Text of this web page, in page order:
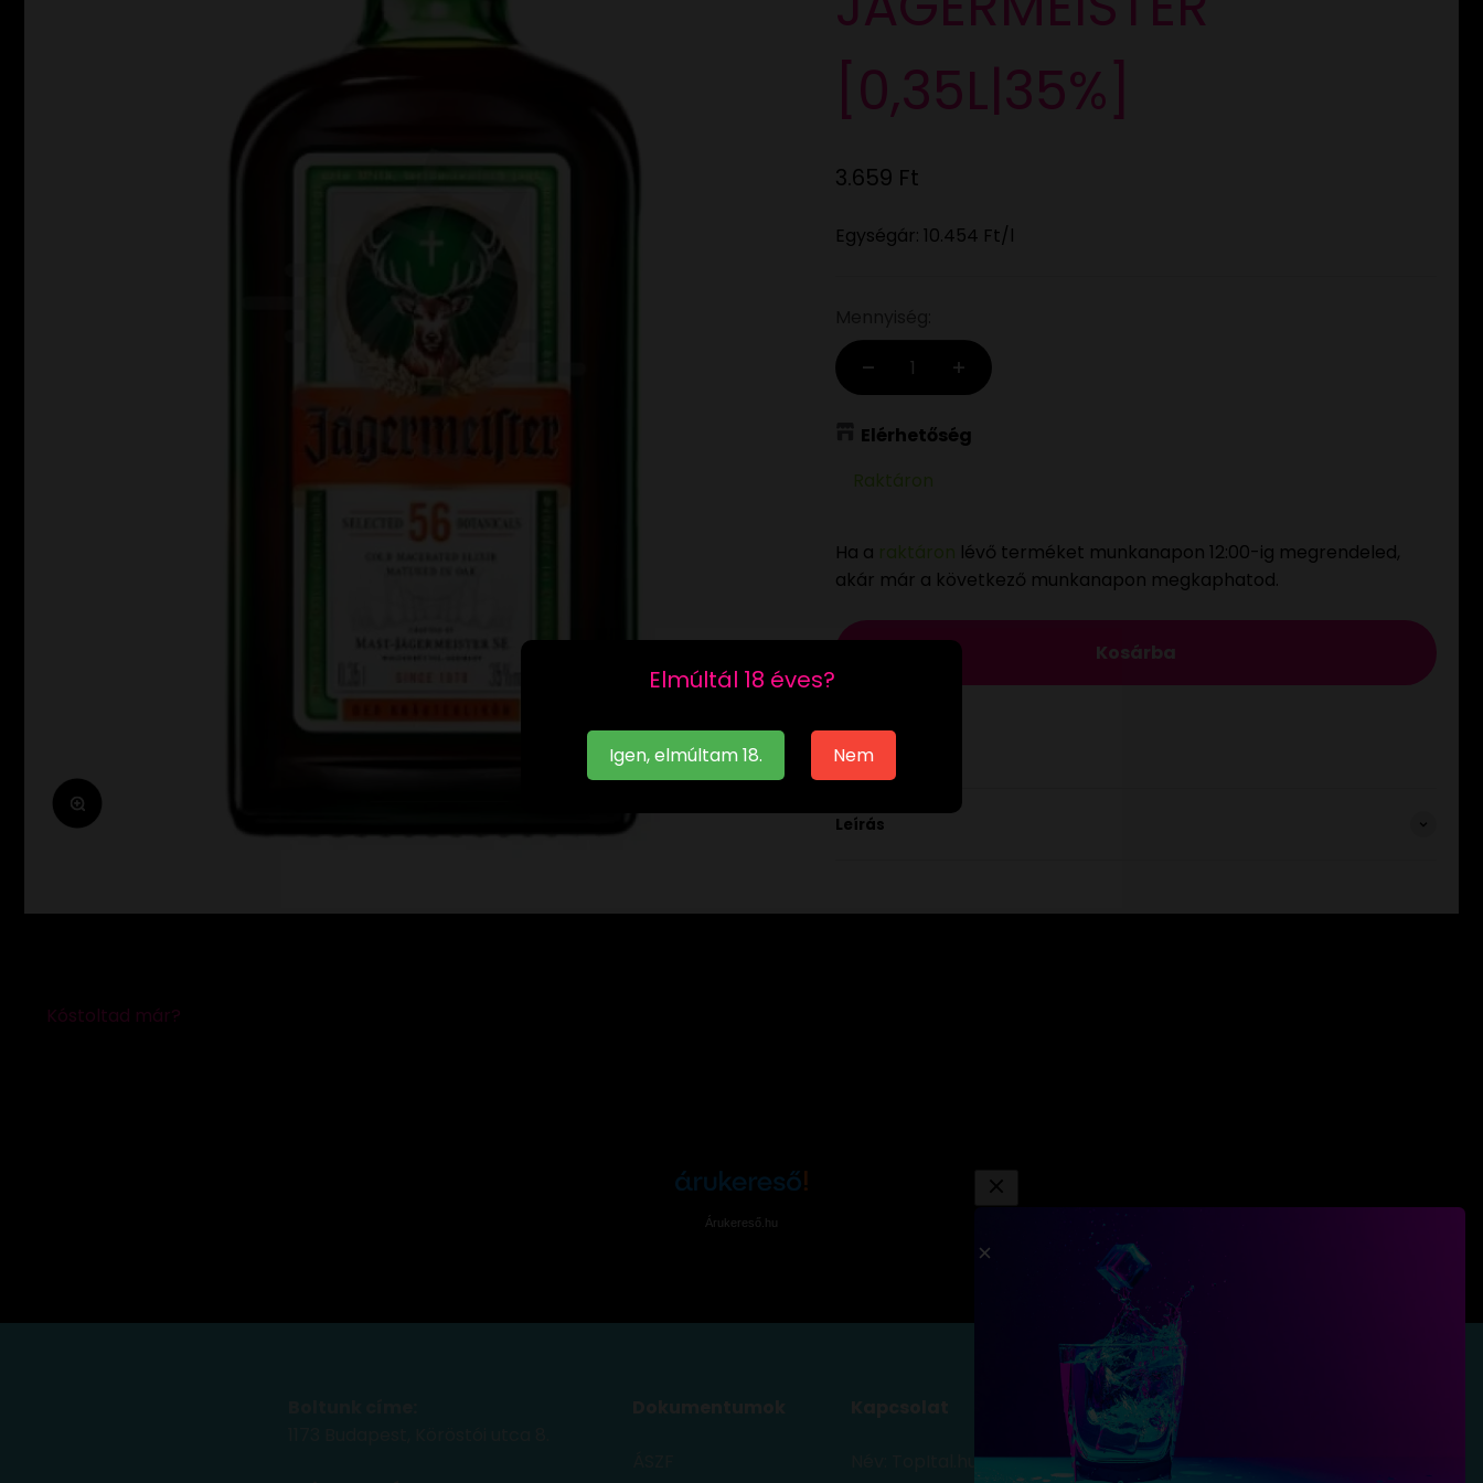
Elmúltál 18 éves?
Igen, elmúltam 18. Nem
Zoomolás
[0,35L|35%]
Eladási ár
3.659 Ft
Egységár: 10.454 Ft/l
Elérhetőség
Raktáron
Ha a raktáron lévő terméket munkanapon 12:00-ig megrendeled,
akár már a következő munkanapon megkaphatod.
Kosárba
Leírás
Árukereső.hu
Név: TopItal.hu